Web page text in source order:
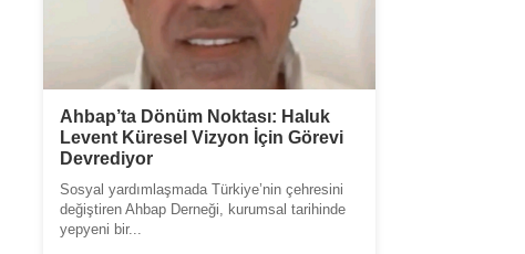
Ahbap’ta Dönüm Noktası: Haluk
Levent Küresel Vizyon İçin Görevi
Devrediyor
Sosyal yardımlaşmada Türkiye’nin çehresini
değiştiren Ahbap Derneği, kurumsal tarihinde
yepyeni bir...